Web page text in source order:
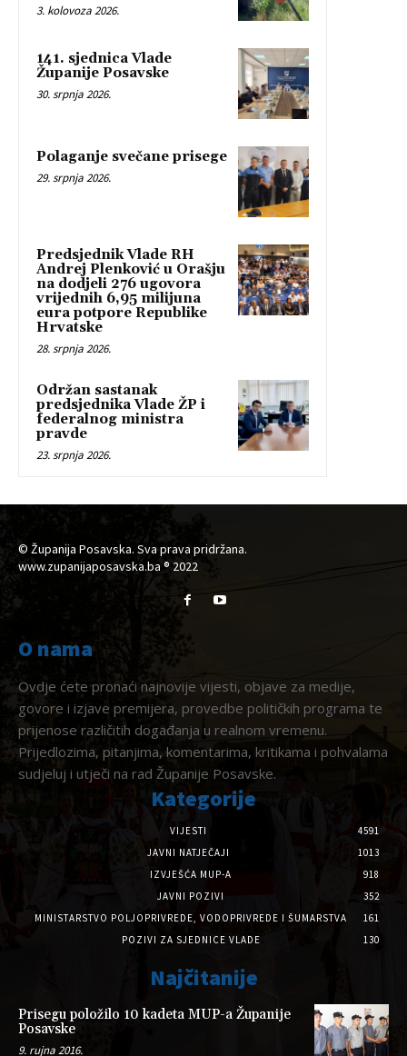
3. kolovoza 2026.
141. sjednica Vlade
Županije Posavske
30. srpnja 2026.
Polaganje svečane prisege
29. srpnja 2026.
Predsjednik Vlade RH
Andrej Plenković u Orašju
na dodjeli 276 ugovora
vrijednih 6,95 milijuna
eura potpore Republike
Hrvatske
28. srpnja 2026.
Održan sastanak
predsjednika Vlade ŽP i
federalnog ministra
pravde
23. srpnja 2026.
© Županija Posavska. Sva prava pridržana.
www.zupanijaposavska.ba ® 2022
O nama
Ovdje ćete pronaći najnovije vijesti, objave za medije,
govore i izjave premijera, provedbe političkih programa te
prijenose različitih događanja u realnom vremenu.
Prijedlozima, pitanjima, komentarima, kritikama i pohvalama
sudjeluj i utječi na rad Županije Posavske.
Kategorije
VIJESTI
4591
JAVNI NATJEČAJI
1013
IZVJEŠĆA MUP-A
918
JAVNI POZIVI
352
MINISTARSTVO POLJOPRIVREDE, VODOPRIVREDE I ŠUMARSTVA
161
POZIVI ZA SJEDNICE VLADE
130
Najčitanije
Prisegu položilo 10 kadeta MUP-a Županije
Posavske
9. rujna 2016.